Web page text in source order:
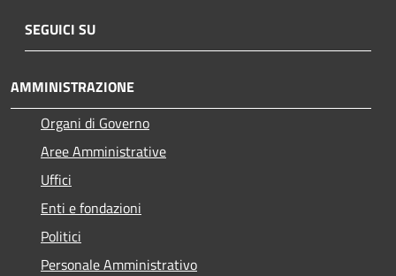
SEGUICI SU
AMMINISTRAZIONE
Organi di Governo
Aree Amministrative
Uffici
Enti e fondazioni
Politici
Personale Amministrativo